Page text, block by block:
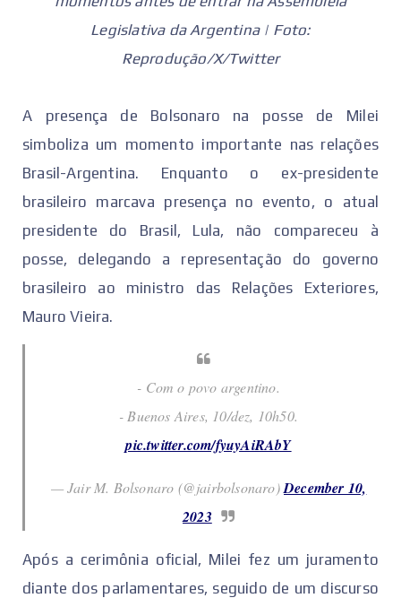
Legislativa da Argentina | Foto:
Reprodução/X/Twitter
A presença de Bolsonaro na posse de Milei
simboliza um momento importante nas relações
Brasil-Argentina. Enquanto o ex-presidente
brasileiro marcava presença no evento, o atual
presidente do Brasil, Lula, não compareceu à
posse, delegando a representação do governo
brasileiro ao ministro das Relações Exteriores,
Mauro Vieira.
- Com o povo argentino.
- Buenos Aires, 10/dez, 10h50.
pic.twitter.com/fyuyAiRAbY
— Jair M. Bolsonaro (@jairbolsonaro)December 10,
2023
Após a cerimônia oficial, Milei fez um juramento
diante dos parlamentares, seguido de um discurso